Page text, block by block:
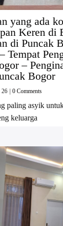
yang ada
Keren di
di Puncak
Tempat
–
Bogor
26 0 Comments
paling asyik
keluarga